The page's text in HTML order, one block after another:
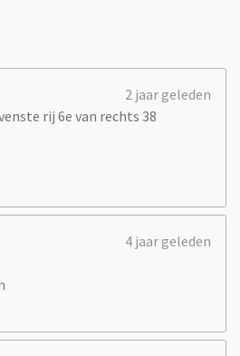
2 jaar geleden
rij 6e van rechts 38
4 jaar geleden